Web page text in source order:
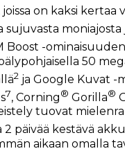
on kaksi kertaa
sujuvasta
Boost -
50
2ja Google Kuvat -
7, Corning® Gorilla®
tuovat
päivää kestävä akku
aikaan omalla